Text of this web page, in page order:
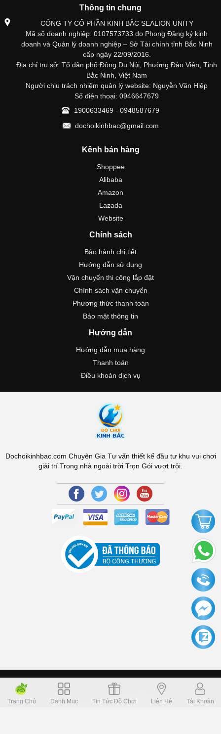
Thông tin chung
CÔNG TY CỔ PHẦN KINH BẮC SEALION UNITY
Mã số doanh nghiệp: 0107573733 do Phong Đăng ký kinh
doanh và Quản lý doanh nghiệp – Sở Tài chính tỉnh Bắc Ninh
cấp ngày 22/09/2016.
Địa chỉ trụ sở: Tổ dân phố Đông Du Núi, Phường Đào Viên, Tỉnh
Bắc Ninh, Việt Nam
Người chịu trách nhiệm quản lý website: Nguyễn Văn Hiệp
Số điện thoại: 0946647679
1900633469 - 0948587679
dochoikinhbac@gmail.com
Kênh bán hàng
Shoppee
Alibaba
Amazon
Lazada
Website
Chính sách
Bảo hành chi tiết
Hướng dẫn sử dụng
Vận chuyển thi công lắp đặt
Chính sách vận chuyển
Phương thức thanh toán
Bảo mật thông tin
Hướng dẫn
Hướng dẫn mua hàng
Thanh toán
Điều khoản dịch vụ
Dochoikinhbac.com Chuyên Gia Tư vấn thiết kế đầu tư khu vui chơi
giải trí Trong nhà ngoài trời Trọn Gói vượt trội.
Copyright © 2006 Dochoikinhbac.com Alright reversed. Designed
Dochoikinhbac.vn.cung cấp bởi sapo
Trang Chủ
Danh Mục Tin Tức Đồ Chơi Liên Hệ Tài Khoản